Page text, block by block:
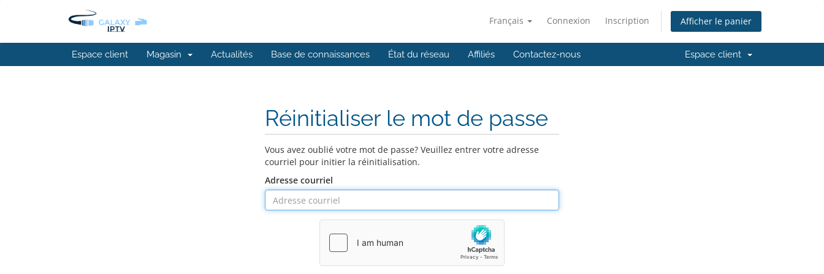
Français Connexion Inscription Afficher le panier
Espace client Magasin Actualités Base de connaissances État du réseau Affiliés Contactez-nous Espace client
Réinitialiser le mot de passe
Vous avez oublié votre mot de passe? Veuillez entrer votre adresse
courriel pour initier la réinitialisation.
Adresse courriel